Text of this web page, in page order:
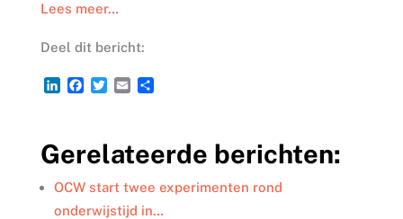
Lees meer…
Deel dit bericht:
L
e
d
I
n
F
b
o
o
k
T
t
e
r
E
l
D
n
Gerelateerde berichten:
OCW start twee experimenten rond
onderwijstijd in…